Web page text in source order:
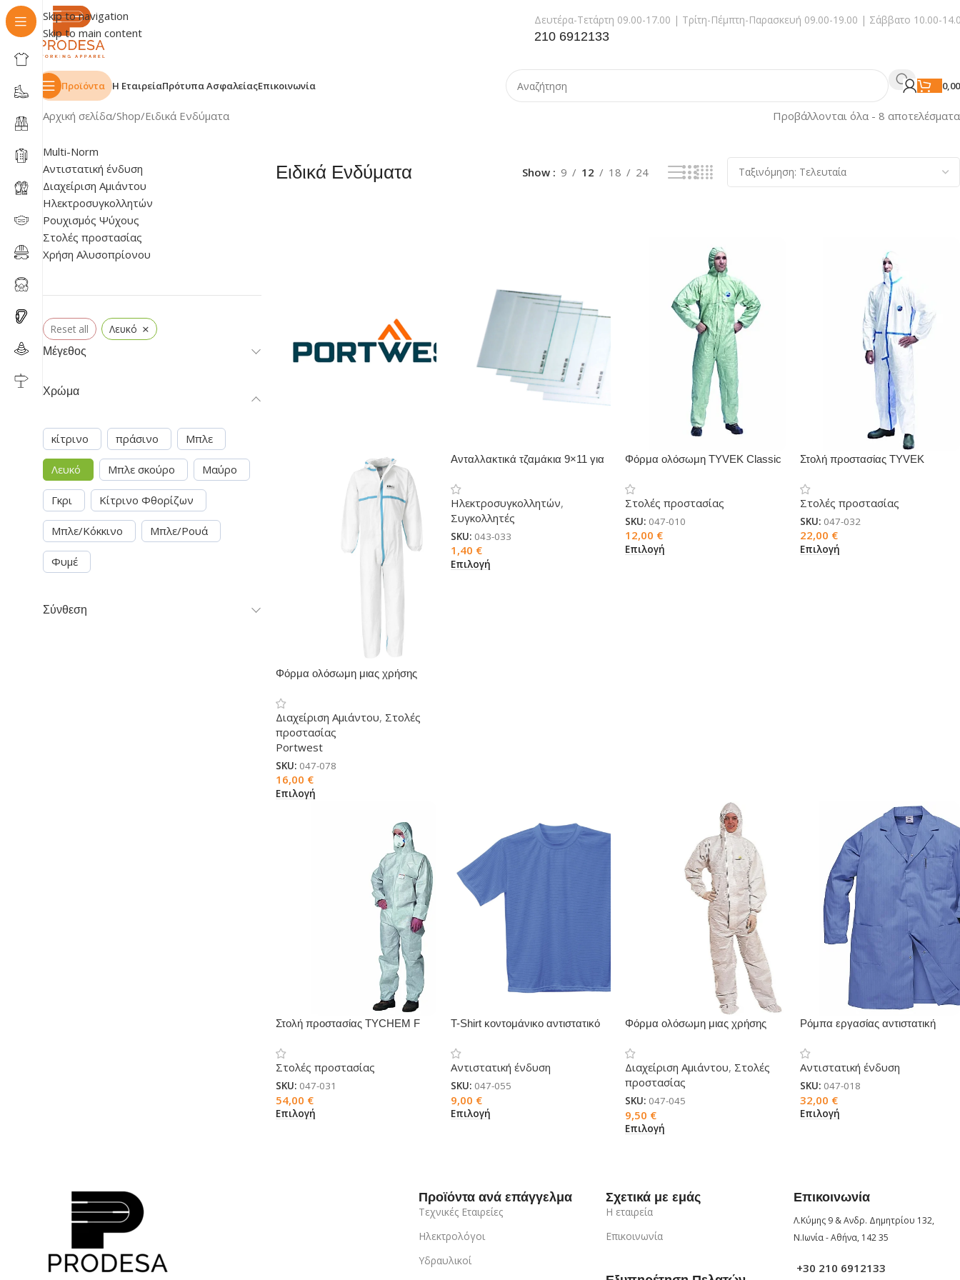
Skip to navigation
Skip to main content
Δευτέρα-Τετάρτη 09.00-17.00 | Τρίτη-Πέμπτη-Παρασκευή 09.00-19.00 | Σάββατο 10.00-
210 6912133
Προϊόντα Η ΕταιρείαΠρότυπα ΑσφαλείαςΕπικοινωνία
Αρχική σελίδα Shop Ειδικά Ενδύματα Προβάλλονται όλα - 8 αποτελέσματα
Multi-Norm
Αντιστατική ένδυση
Διαχείριση Αμιάντου
Ηλεκτροσυγκολλητών
Ρουχισμός Ψύχους
Στολές προστασίας
Χρήση Αλυσοπρίονου
Reset all Λευκό ×
Μέγεθος
Χρώμα
κίτρινο πράσινο Μπλε
Λευκό Μπλε σκούρο Μαύρο
Γκρι Κίτρινο Φθορίζων
Μπλε/Κόκκινο Μπλε/Ρουά
Φυμέ
Σύνθεση
Ειδικά Ενδύματα Show 9 12 18 24
Φόρμα ολόσωμη μιας χρήσης
Διαχείριση Αμιάντου, Στολές
προστασίας
Portwest
SKU: 047-078
16,00 €
Επιλογή
Ανταλλακτικά τζαμάκια 9×11 για
Ηλεκτροσυγκολλητών,
Συγκολλητές
SKU: 043-033
1,40 €
Επιλογή
Φόρμα ολόσωμη TYVEK Classic
Στολές προστασίας
SKU: 047-010
12,00 €
Επιλογή
Στολή προστασίας TYVEK
Στολές προστασίας
SKU: 047-032
22,00 €
Επιλογή
Στολή προστασίας TYCHEM F
Στολές προστασίας
SKU: 047-031
54,00 €
Επιλογή
T-Shirt κοντομάνικο αντιστατικό
Αντιστατική ένδυση
SKU: 047-055
9,00 €
Επιλογή
Φόρμα ολόσωμη μιας χρήσης
Διαχείριση Αμιάντου, Στολές
προστασίας
SKU: 047-045
9,50 €
Επιλογή
Ρόμπα εργασίας αντιστατική
Αντιστατική ένδυση
SKU: 047-018
32,00 €
Επιλογή
Προϊόντα ανά επάγγελμα
Τεχνικές Εταιρείες
Ηλεκτρολόγοι
Υδραυλικοί
Σχετικά με εμάς
Η εταιρεία
Επικοινωνία
Επικοινωνία
Λ.Κύμης 9 & Ανδρ. Δημητρίου 132,
Ν.Ιωνία - Αθήνα, 142 35
+30 210 6912133